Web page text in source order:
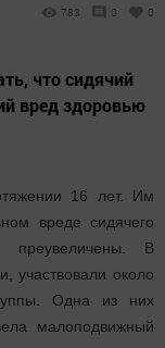
783 0 0
что сидячий
вред здоровью
16 лет. Им
вреде сидячего
преувеличены. В
участвовали около
Одна из них
малоподвижный